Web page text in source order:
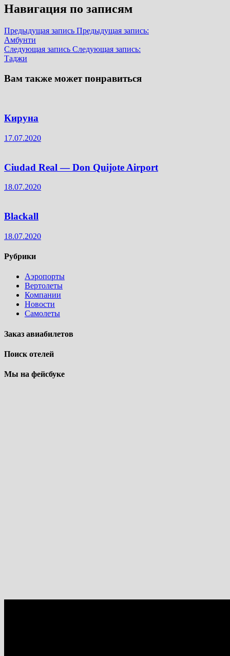
Навигация по записям
Предыдущая запись Предыдущая запись:
Амбунти
Следующая запись Следующая запись:
Таджи
Вам также может понравиться
Кируна
17.07.2020
Ciudad Real — Don Quijote Airport
18.07.2020
Blackall
18.07.2020
Рубрики
Аэропорты
Вертолеты
Компании
Новости
Самолеты
Заказ авиабилетов
Поиск отелей
Мы на фейсбуке